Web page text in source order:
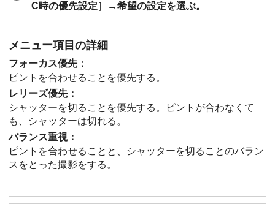
C時の優先設定］
→希望の設定を選ぶ。
メニュー項目の詳細
フォーカス優先：
ピントを合わせることを優先する。
レリーズ優先：
シャッターを切ることを優先する。ピントが合わなくて
も、シャッターは切れる。
バランス重視：
ピントを合わせることと、シャッターを切ることのバラン
スをとった撮影をする。